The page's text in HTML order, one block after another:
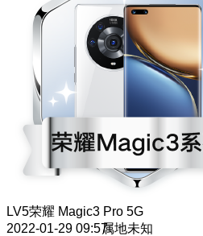
LV5荣耀 Magic3 Pro 5G
2022-01-29 09:57属地未知